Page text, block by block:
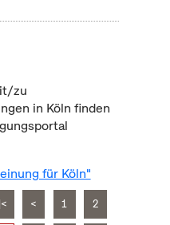
zu
in Köln finden
für Köln"
|< < 1 2